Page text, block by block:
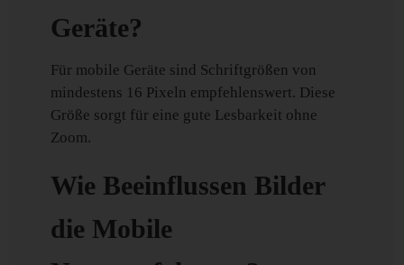
Geräte?
Für mobile Geräte sind Schriftgrößen von
mindestens 16 Pixeln empfehlenswert. Diese
Größe sorgt für eine gute Lesbarkeit ohne
Zoom.
Wie Beeinflussen Bilder
die Mobile